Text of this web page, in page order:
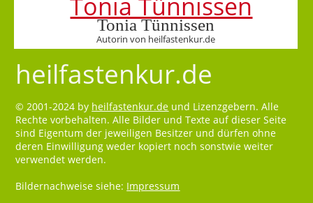
Tonia Tünnissen
Autorin von heilfastenkur.de
heilfastenkur.de
© 2001-2024 by heilfastenkur.de und Lizenzgebern. Alle
Rechte vorbehalten. Alle Bilder und Texte auf dieser Seite
sind Eigentum der jeweiligen Besitzer und dürfen ohne
deren Einwilligung weder kopiert noch sonstwie weiter
verwendet werden.
Bildernachweise siehe: Impressum